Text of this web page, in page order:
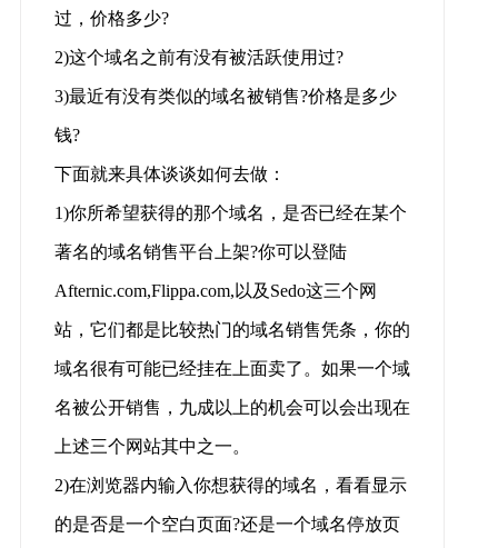
过，价格多少?
2)这个域名之前有没有被活跃使用过?
3)最近有没有类似的域名被销售?价格是多少
钱?
下面就来具体谈谈如何去做：
1)你所希望获得的那个域名，是否已经在某个
著名的域名销售平台上架?你可以登陆
Afternic.com,Flippa.com,以及Sedo这三个网
站，它们都是比较热门的域名销售凭条，你的
域名很有可能已经挂在上面卖了。如果一个域
名被公开销售，九成以上的机会可以会出现在
上述三个网站其中之一。
2)在浏览器内输入你想获得的域名，看看显示
的是否是一个空白页面?还是一个域名停放页